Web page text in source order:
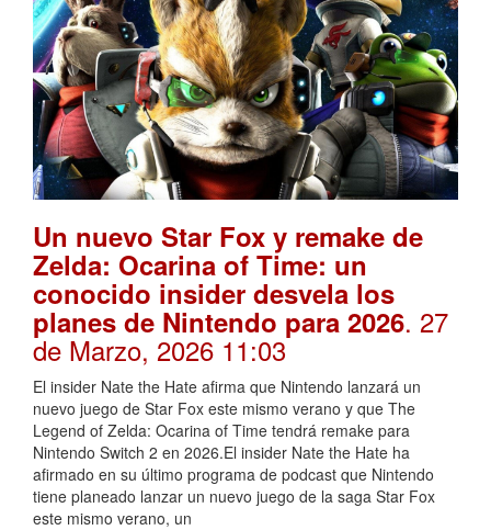
Un nuevo Star Fox y remake de
Zelda: Ocarina of Time: un
conocido insider desvela los
planes de Nintendo para 2026. 27
de Marzo, 2026 11:03
El insider Nate the Hate afirma que Nintendo lanzará un
nuevo juego de Star Fox este mismo verano y que The
Legend of Zelda: Ocarina of Time tendrá remake para
Nintendo Switch 2 en 2026.El insider Nate the Hate ha
afirmado en su último programa de podcast que Nintendo
tiene planeado lanzar un nuevo juego de la saga Star Fox
este mismo verano, un